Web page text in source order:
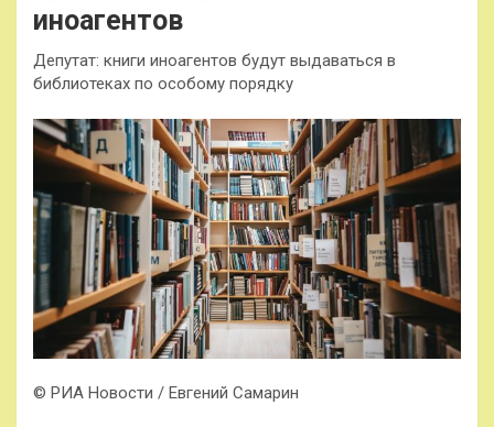
иноагентов
Депутат: книги иноагентов будут выдаваться в
библиотеках по особому порядку
© РИА Новости / Евгений Самарин